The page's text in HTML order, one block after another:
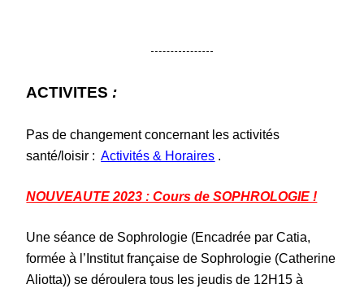
ACTIVITES :
Pas de changement concernant les activités
santé/loisir :Activités & Horaires .
NOUVEAUTE 2023 : Cours de SOPHROLOGIE !
Une séance de Sophrologie (Encadrée par Catia,
formée à l’Institut française de Sophrologie (Catherine
Aliotta)) se déroulera tous les jeudis de 12H15 à